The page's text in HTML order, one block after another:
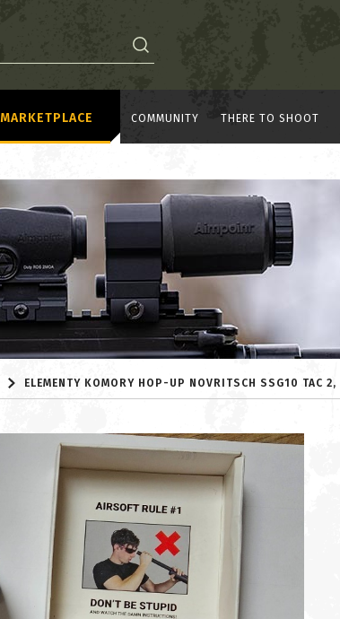
MARKETPLACE COMMUNITY THERE TO SHOOT
ELEMENTY KOMORY HOP-UP NOVRITSCH SSG10 TAC 2,